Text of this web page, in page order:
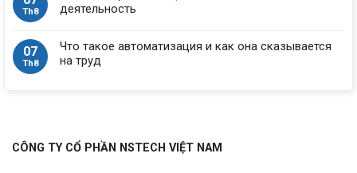
Th8
деятельность
07
Th8
Что такое автоматизация и как она сказывается
на труд
CÔNG TY CỔ PHẦN NSTECH VIỆT NAM